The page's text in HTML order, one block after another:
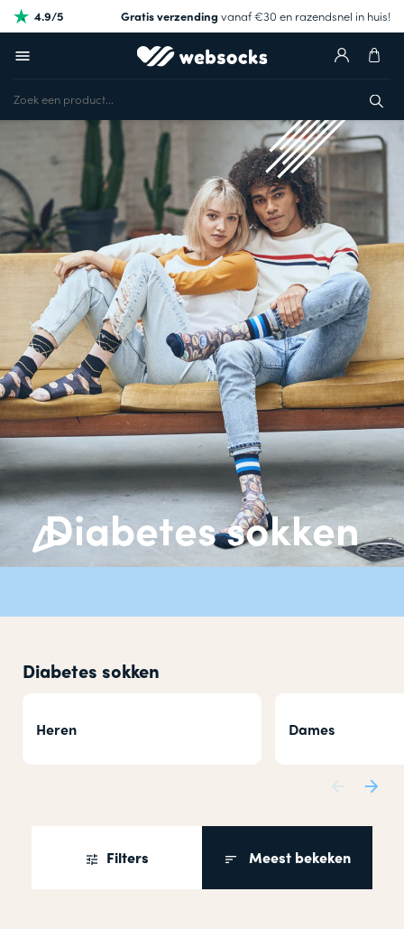
4.9/5 Gratis verzendingvanaf €30 en razendsnel in huis!
Diabetes sokken
Diabetes sokken
Heren Dames
Filters Meest bekeken